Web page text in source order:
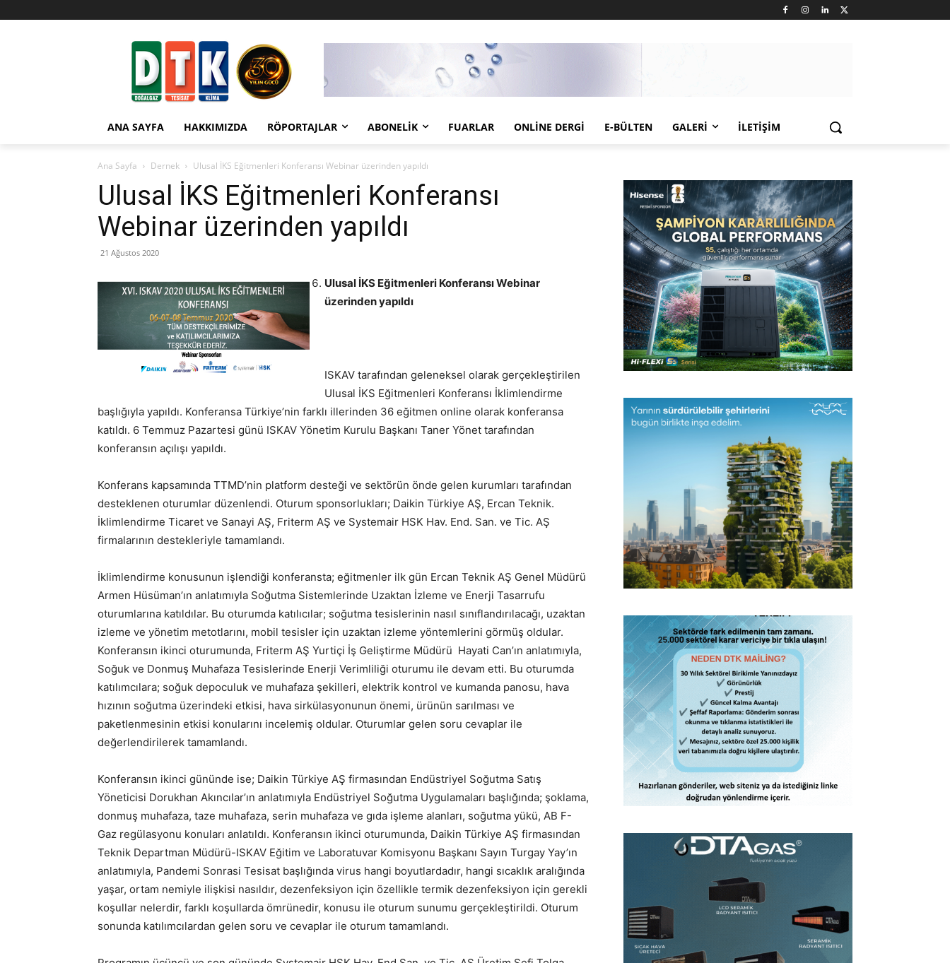
ANA SAYFA HAKKIMIZDA RÖPORTAJLAR ABONELIK FUARLAR ONLINE DERGI E-BÜLTEN GALERI İLETIŞIM
Ana Sayfa Dernek Ulusal İKS Eğitmenleri Konferansı Webinar üzerinden yapıldı
Ulusal İKS Eğitmenleri Konferansı
Webinar üzerinden yapıldı
21 Ağustos 2020
Ulusal İKS Eğitmenleri Konferansı Webinar
üzerinden yapıldı
ISKAV tarafından geleneksel olarak gerçekleştirilen
Ulusal İKS Eğitmenleri Konferansı İklimlendirme
başlığıyla yapıldı. Konferansa Türkiye’nin farklı illerinden 36 eğitmen online olarak konferansa
katıldı. 6 Temmuz Pazartesi günü ISKAV Yönetim Kurulu Başkanı Taner Yönet tarafından
konferansın açılışı yapıldı.
Konferans kapsamında TTMD’nin platform desteği ve sektörün önde gelen kurumları tarafından
desteklenen oturumlar düzenlendi. Oturum sponsorlukları; Daikin Türkiye AŞ, Ercan Teknik.
İklimlendirme Ticaret ve Sanayi AŞ, Friterm AŞ ve Systemair HSK Hav. End. San. ve Tic. AŞ
firmalarının destekleriyle tamamlandı.
İklimlendirme konusunun işlendiği konferansta; eğitmenler ilk gün Ercan Teknik AŞ Genel Müdürü
Armen Hüsüman’ın anlatımıyla Soğutma Sistemlerinde Uzaktan İzleme ve Enerji Tasarrufu
oturumlarına katıldılar. Bu oturumda katılıcılar; soğutma tesislerinin nasıl sınıflandırılacağı, uzaktan
izleme ve yönetim metotlarını, mobil tesisler için uzaktan izleme yöntemlerini görmüş oldular.
Konferansın ikinci oturumunda, Friterm AŞ Yurtiçi İş Geliştirme Müdürü Hayati Can’ın anlatımıyla,
Soğuk ve Donmuş Muhafaza Tesislerinde Enerji Verimliliği oturumu ile devam etti. Bu oturumda
katılımcılara; soğuk depoculuk ve muhafaza şekilleri, elektrik kontrol ve kumanda panosu, hava
hızının soğutma üzerindeki etkisi, hava sirkülasyonunun önemi, ürünün sarılması ve
paketlenmesinin etkisi konularını incelemiş oldular. Oturumlar gelen soru cevaplar ile
değerlendirilerek tamamlandı.
Konferansın ikinci gününde ise; Daikin Türkiye AŞ firmasından Endüstriyel Soğutma Satış
Yöneticisi Dorukhan Akıncılar’ın anlatımıyla Endüstriyel Soğutma Uygulamaları başlığında; şoklama,
donmuş muhafaza, taze muhafaza, serin muhafaza ve gıda işleme alanları, soğutma yükü, AB F-
Gaz regülasyonu konuları anlatıldı. Konferansın ikinci oturumunda, Daikin Türkiye AŞ firmasından
Teknik Departman Müdürü-ISKAV Eğitim ve Laboratuvar Komisyonu Başkanı Sayın Turgay Yay’ın
anlatımıyla, Pandemi Sonrasi Tesisat başlığında virus hangi boyutlardadır, hangi sıcaklık aralığında
yaşar, ortam nemiyle ilişkisi nasıldır, dezenfeksiyon için özellikle termik dezenfeksiyon için gerekli
koşullar nelerdir, farklı koşullarda ömrünedir, konusu ile oturum sunumu gerçekleştirildi. Oturum
sonunda katılımcılardan gelen soru ve cevaplar ile oturum tamamlandı.